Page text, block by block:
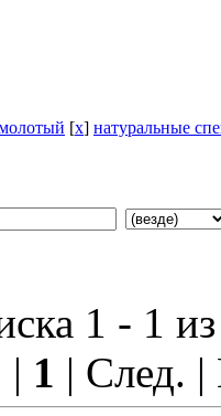
[x] натуральные
1 - 1
1 | След.